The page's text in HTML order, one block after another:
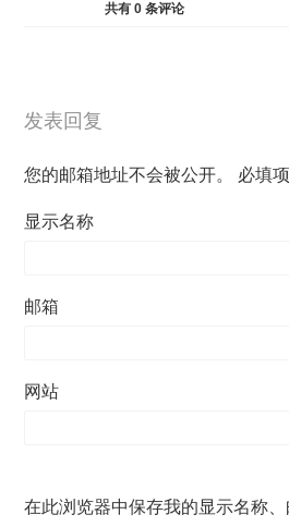
共有0 条评论
发表回复
您的邮箱地址不会被公开。 必填
显示名称
邮箱
网站
在此浏览器中保存我的显示名称、